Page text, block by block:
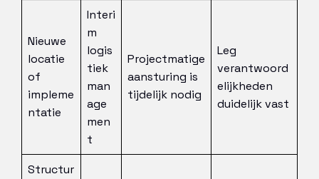
Nieuwe
locatie
of
impleme
ntatie
Interi
m
logis
tiek
man
age
men
t
Projectmatige
aansturing is
tijdelijk nodig
Leg
verantwoord
elijkheden
duidelijk vast
Structur